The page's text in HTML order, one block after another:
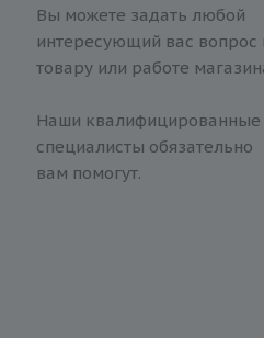
Вы можете задать любой
интересующий вас вопрос
товару или работе
Наши квалифицированные
специалисты обязательно
вам помогут.